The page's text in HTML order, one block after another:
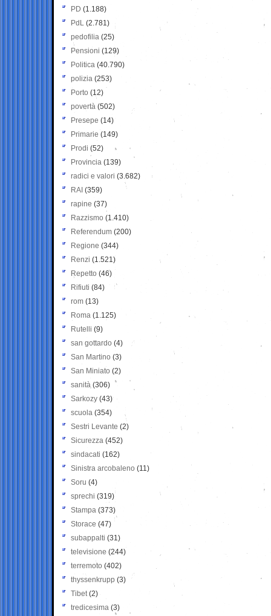
PD (1.188)
PdL (2.781)
pedofilia (25)
Pensioni (129)
Politica (40.790)
polizia (253)
Porto (12)
povertà (502)
Presepe (14)
Primarie (149)
Prodi (52)
Provincia (139)
radici e valori (3.682)
RAI (359)
rapine (37)
Razzismo (1.410)
Referendum (200)
Regione (344)
Renzi (1.521)
Repetto (46)
Rifiuti (84)
rom (13)
Roma (1.125)
Rutelli (9)
san gottardo (4)
San Martino (3)
San Miniato (2)
sanità (306)
Sarkozy (43)
scuola (354)
Sestri Levante (2)
Sicurezza (452)
sindacati (162)
Sinistra arcobaleno (11)
Soru (4)
sprechi (319)
Stampa (373)
Storace (47)
subappalti (31)
televisione(244)
terremoto (402)
thyssenkrupp (3)
Tibet(2)
tredicesima (3)